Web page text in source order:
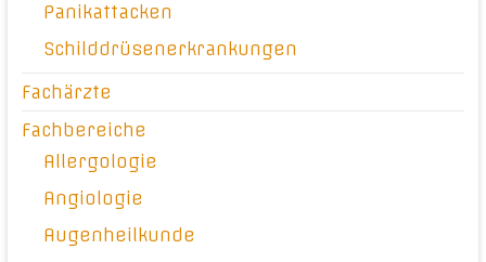
Panikattacken
Schilddrüsenerkrankungen
Fachärzte
Fachbereiche
Allergologie
Angiologie
Augenheilkunde